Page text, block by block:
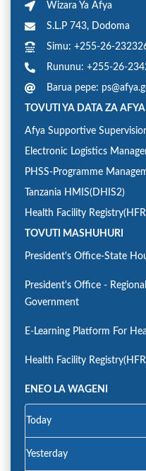
Wizara Ya Afya
S.L.P 743, Dodoma
Simu: +255-26-
Rununu: +255-26-
Barua pepe:
TOVUTI YA DATA ZA AFYA
Afya Supportive
Electronic Logistics
PHSS-Programme
Tanzania HMIS(DHIS2)
Health Facility
TOVUTI MASHUHURI
President's Office-State
President's Office -
Government
E-Learning Platform For
Health Facility
ENEO LA WAGENI
Today
Yesterday